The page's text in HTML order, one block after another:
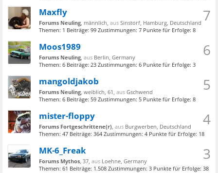
7
Maxfly
Forums Neuling, männlich, aus Sinstorf, Hamburg, Deutschland
Themen: 1 Beiträge: 99 Zustimmungen: 7 Punkte für Erfolge: 8
6
Moos1989
Forums Neuling, aus Berlin, Germany
Themen: 6 Beiträge: 23 Zustimmungen: 6 Punkte für Erfolge: 3
5
mangoldjakob
Forums Neuling, weiblich, 61, aus Gschwend
Themen: 6 Beiträge: 59 Zustimmungen: 5 Punkte für Erfolge: 8
4
mister-floppy
Forums Fortgeschrittene(r), aus Burgwerben, Deutschland
Themen: 47 Beiträge: 364 Zustimmungen: 4 Punkte für Erfolge: 18
3
MK-6_Freak
Forums Mythos, 37, aus Loehne, Germany
Themen: 61 Beiträge: 1.508 Zustimmungen: 3 Punkte für Erfolge: 38